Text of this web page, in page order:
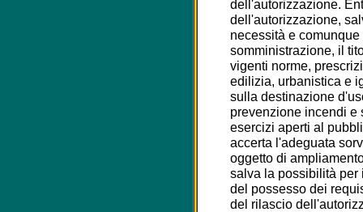
dell'autorizzazione.
dell'autorizzazione,
necessità e
somministrazione, il
vigenti norme,
edilizia, urbanistica e
sulla destinazione
prevenzione incendi e
esercizi aperti al
accerta l'adeguata
oggetto di
salva la possibilità
del possesso dei
del rilascio